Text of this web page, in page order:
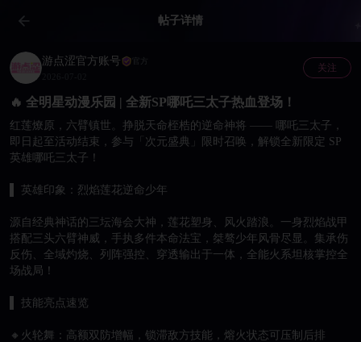
帖子详情
游点涩官方账号 官方
关注
🔥 全明星动漫乐园 | 全新SP哪吒三太子热血登场！
红莲燎原，六臂镇世。挣脱天命桎梏的逆命神将 —— 哪吒三太子，
即日起至活动结束，参与「次元盛典」限时召唤，解锁全新限定 SP
英雄哪吒三太子！
▌ 英雄印象：烈焰莲花逆命少年
源自经典神话的三坛海会大神，莲花塑身、风火踏浪。一身烈焰战甲
搭配三头六臂神威，手执多件本命法宝，桀骜少年风骨尽显。集承伤
反伤、全域灼烧、列阵强控、穿透输出于一体，全能火系坦核掌控全
场战局！
▌ 技能亮点速览
🔸火轮舞：高额双防增幅，锁滞敌方技能，熔火状态可压制后排